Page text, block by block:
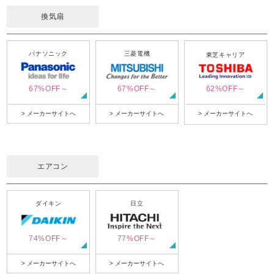
換気扇
パナソニック
67%OFF～
> メーカーサイトへ
三菱電機
67%OFF～
> メーカーサイトへ
東芝キャリア
62%OFF～
> メーカーサイトへ
エアコン
ダイキン
74%OFF～
> メーカーサイトへ
日立
77%OFF～
> メーカーサイトへ